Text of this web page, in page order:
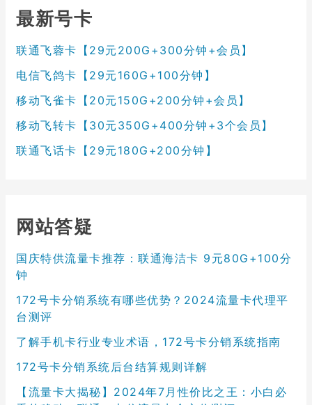
最新号卡
联通飞蓉卡【29元200G+300分钟+会员】
电信飞鸽卡【29元160G+100分钟】
移动飞雀卡【20元150G+200分钟+会员】
移动飞转卡【30元350G+400分钟+3个会员】
联通飞话卡【29元180G+200分钟】
网站答疑
国庆特供流量卡推荐：联通海洁卡 9元80G+100分
钟
172号卡分销系统有哪些优势？2024流量卡代理平
台测评
了解手机卡行业专业术语，172号卡分销系统指南
172号卡分销系统后台结算规则详解
【流量卡大揭秘】2024年7月性价比之王：小白必